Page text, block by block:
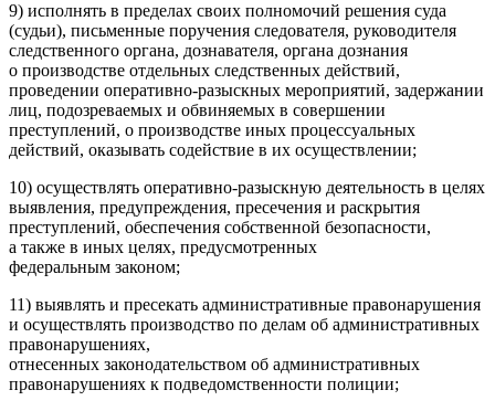
9) исполнять в пределах своих полномочий решения суда
(судьи), письменные поручения следователя, руководителя
следственного органа, дознавателя, органа дознания
о производстве отдельных следственных действий,
проведении оперативно-разыскных мероприятий, задержании
лиц, подозреваемых и обвиняемых в совершении
преступлений, о производстве иных процессуальных
действий, оказывать содействие в их осуществлении;
10) осуществлять оперативно-разыскную деятельность в целях
выявления, предупреждения, пресечения и раскрытия
преступлений, обеспечения собственной безопасности,
а также в иных целях, предусмотренных
федеральным законом;
11) выявлять и пресекать административные правонарушения
и осуществлять производство по делам об административных
правонарушениях,
отнесенных законодательством об административных
правонарушениях к подведомственности полиции;